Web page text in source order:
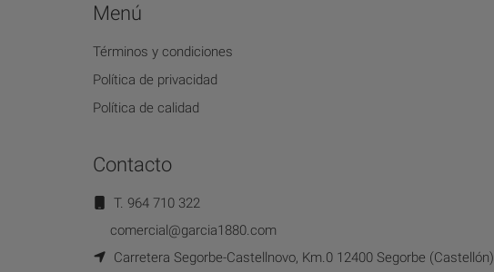
Menú
Términos y condiciones
Política de privacidad
Política de calidad
Contacto
T. 964 710 322
comercial@garcia1880.com
Carretera Segorbe-Castellnovo, Km.0 12400 Segorbe (Castellón)